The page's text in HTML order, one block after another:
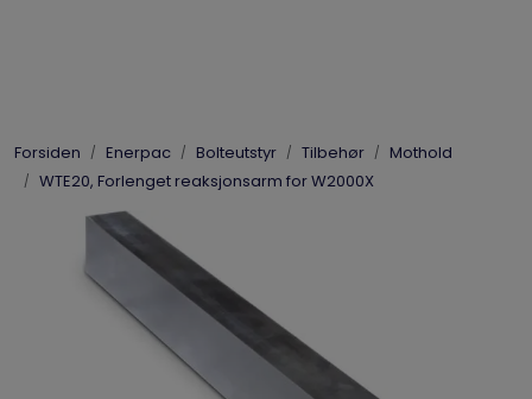
Forsiden Enerpac Bolteutstyr Tilbehør
Mothold
WTE20, Forlenget reaksjonsarm for W2000X
Enerpac
Hydraulikk
Dynaset